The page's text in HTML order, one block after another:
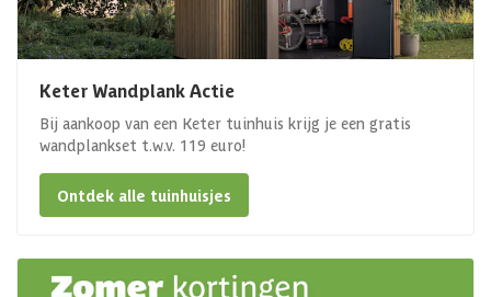
Keter Wandplank Actie
Bij aankoop van een Keter tuinhuis krijg je een gratis
wandplankset t.w.v. 119 euro!
Ontdek alle tuinhuisjes